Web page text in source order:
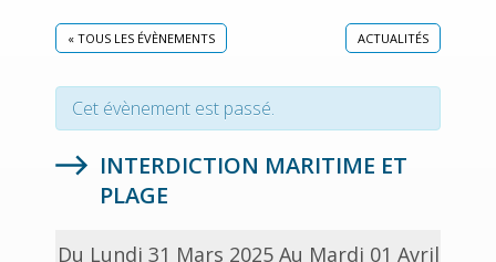
« TOUS LES ÉVÈNEMENTS ACTUALITÉS
Cet évènement est passé.
INTERDICTION MARITIME ET
PLAGE
Du Lundi 31 Mars 2025 Au Mardi 01 Avril